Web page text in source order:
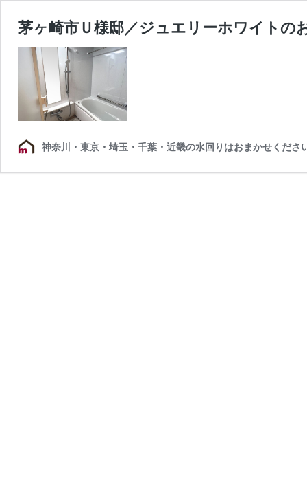
茅ヶ崎市Ｕ様邸／ジュエリーホワイトの
神奈川・東京・埼玉・千葉・近畿の水回りはおまかせくだ